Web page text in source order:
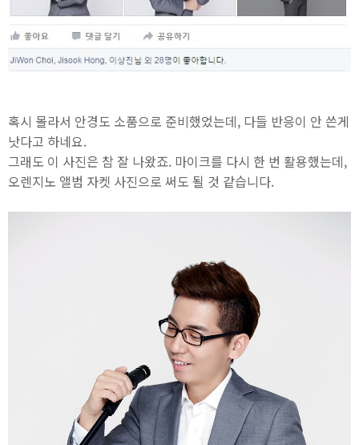
혹시 몰라서 안경도 소품으로 준비했었는데, 다들 반응이 안 쓴게
낫다고 하네요.
그래도 이 사진은 참 잘 나왔죠. 마이크를 다시 한 번 활용했는데,
오렌지노 앨범 자켓 사진으로 써도 될 것 같습니다.